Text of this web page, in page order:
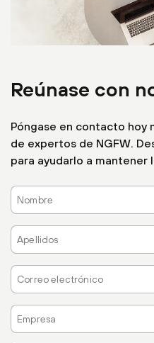
Reúnase con
Póngase en contacto hoy
de expertos de NGFW.
para ayudarlo a mantener
Nombre
Apellidos
Correo
electrónico
Empresa